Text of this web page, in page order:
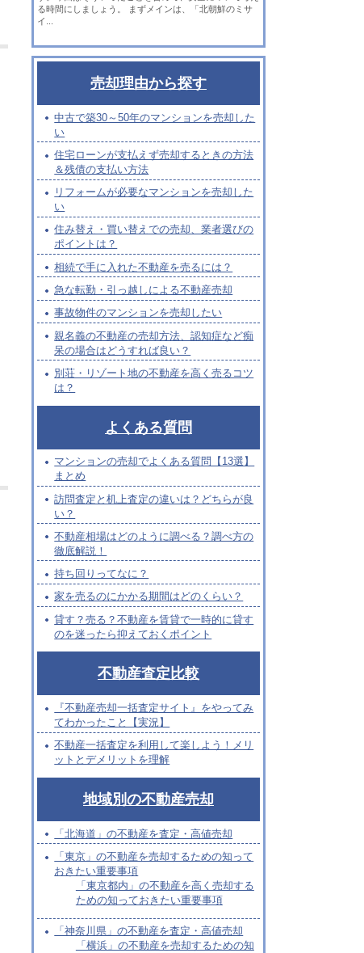
る時間にしましょう。 まずメインは、「北朝鮮のミサ
イ...
売却理由から探す
中古で築30～50年のマンションを売却した
い
住宅ローンが支払えず売却するときの方法
＆残債の支払い方法
リフォームが必要なマンションを売却した
い
住み替え・買い替えでの売却、業者選びの
ポイントは？
相続で手に入れた不動産を売るには？
急な転勤・引っ越しによる不動産売却
事故物件のマンションを売却したい
親名義の不動産の売却方法、認知症など痴
呆の場合はどうすれば良い？
別荘・リゾート地の不動産を高く売るコツ
は？
よくある質問
マンションの売却でよくある質問【13選】
まとめ
訪問査定と机上査定の違いは？どちらが良
い？
不動産相場はどのように調べる？調べ方の
徹底解説！
持ち回りってなに？
家を売るのにかかる期間はどのくらい？
貸す？売る？不動産を賃貸で一時的に貸す
のを迷ったら抑えておくポイント
不動産査定比較
『不動産売却一括査定サイト』をやってみ
てわかったこと【実況】
不動産一括査定を利用して楽しよう！メリ
ットとデメリットを理解
地域別の不動産売却
「北海道」の不動産を査定・高値売却
「東京」の不動産を売却するための知って
おきたい重要事項
「東京都内」の不動産を高く売却する
ための知っておきたい重要事項
「神奈川県」の不動産を査定・高値売却
「横浜」の不動産を売却するための知